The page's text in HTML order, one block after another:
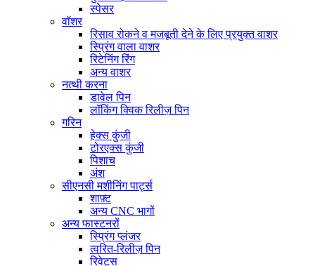
स्पेसर
वॉशर
रिसाव रोकने व मजबूती देने के लिए प्रयुक्त वाशर
स्प्रिंग वाला वाशर
रिटेनिंग रिंग
अन्य वाशर
नत्थी करना
डावेल पिन
लॉकिंग क्विक रिलीज़ पिन
गरिन
हेक्स कुंजी
टोरएक्स कुंजी
पिशाच
अंश
सीएनसी मशीनिंग पार्ट्स
शाफ़्ट
अन्य CNC भागों
अन्य फास्टनरों
स्प्रिंग प्लंजर
त्वरित-रिलीज़ पिन
रिवेट्स